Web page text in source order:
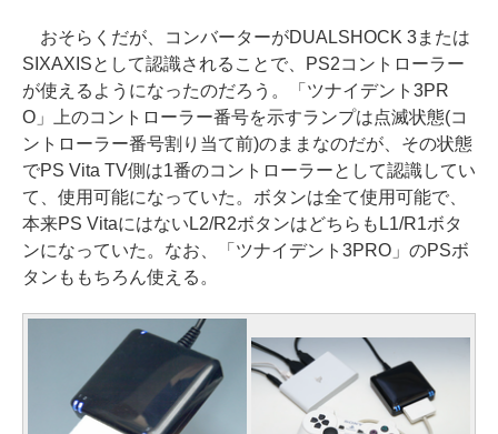
おそらくだが、コンバーターがDUALSHOCK 3または
SIXAXISとして認識されることで、PS2コントローラー
が使えるようになったのだろう。「ツナイデント3PR
O」上のコントローラー番号を示すランプは点滅状態(コ
ントローラー番号割り当て前)のままなのだが、その状態
でPS Vita TV側は1番のコントローラーとして認識してい
て、使用可能になっていた。ボタンは全て使用可能で、
本来PS VitaにはないL2/R2ボタンはどちらもL1/R1ボタ
ンになっていた。なお、「ツナイデント3PRO」のPSボ
タンももちろん使える。